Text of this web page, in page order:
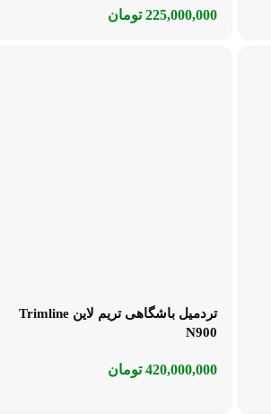
225,000,000 تومان
تردمیل باشگاهی تریم لاین Trimline
N900
420,000,000 تومان